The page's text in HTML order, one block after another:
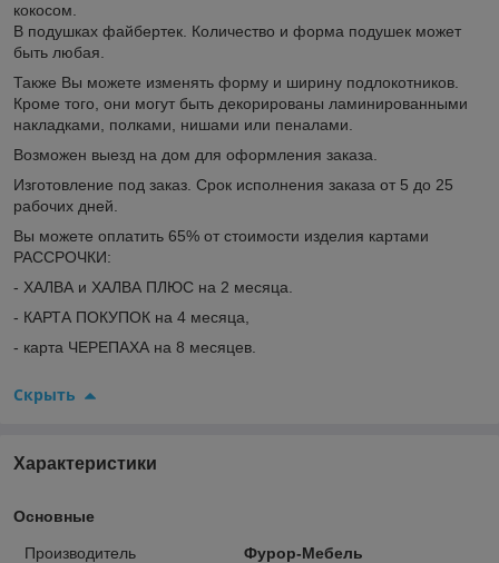
кокосом.
В подушках файбертек. Количество и форма подушек может
быть любая.
Также Вы можете изменять форму и ширину подлокотников.
Кроме того, они могут быть декорированы ламинированными
накладками, полками, нишами или пеналами.
Возможен выезд на дом для оформления заказа.
Изготовление под заказ. Срок исполнения заказа от 5 до 25
рабочих дней.
Вы можете оплатить 65% от стоимости изделия картами
РАССРОЧКИ:
- ХАЛВА и ХАЛВА ПЛЮС на 2 месяца.
- КАРТА ПОКУПОК на 4 месяца,
- карта ЧЕРЕПАХА на 8 месяцев.
Скрыть
Характеристики
Основные
Производитель
Фурор-Мебель